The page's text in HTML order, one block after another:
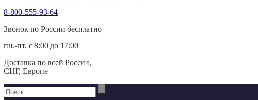
8-800-555-93-64
Звонок по России беcплатно
пн.-пт. с 8:00 до 17:00
Доставка по всей России,
СНГ, Европе